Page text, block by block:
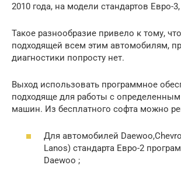
2010 года, на модели стандартов Евро-
Такое разнообразие привело к тому,
подходящей всем этим автомобилям,
диагностики попросту нет.
Выход использовать программное
подходяще для работы с
машин. Из бесплатного софта можно
Для автомобилей
Lanos) стандарта Евро-2
Daewoo ;